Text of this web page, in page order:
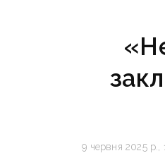
9 червня 2025 р.,